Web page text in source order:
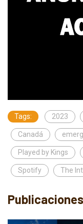
Tags: 2023
Canadá
Played by Kings
Spotify The